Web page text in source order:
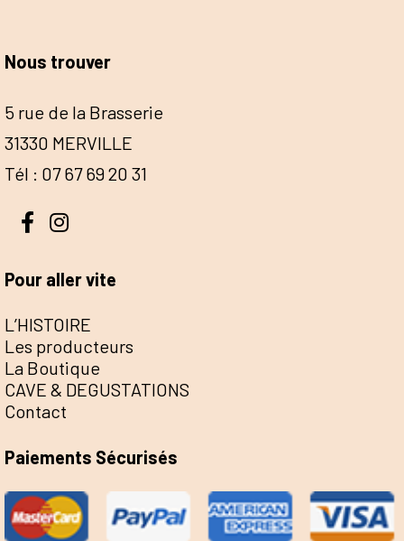
Nous trouver
5 rue de la Brasserie
31330 MERVILLE
Tél : 07 67 69 20 31
Pour aller vite
L’HISTOIRE
Les producteurs
La Boutique
CAVE & DEGUSTATIONS
Contact
Paiements Sécurisés